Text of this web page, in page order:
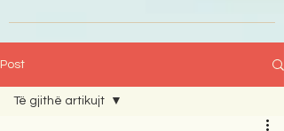
Post
Të gjithë artikujt